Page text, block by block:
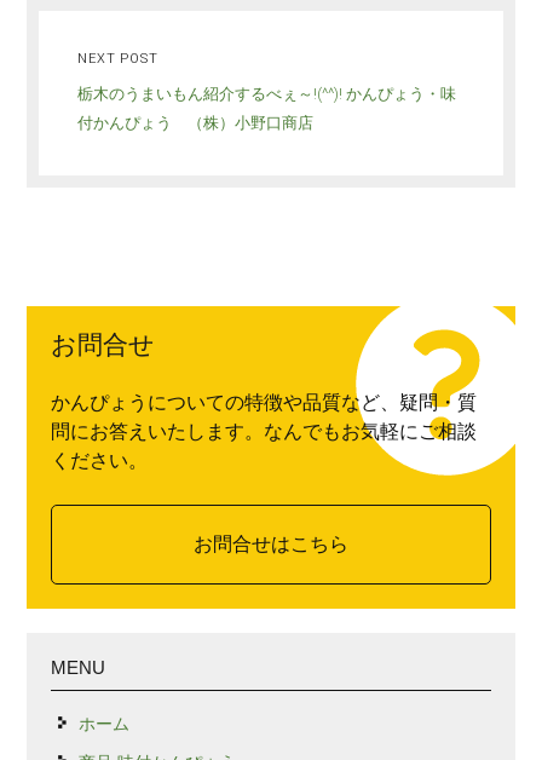
NEXT POST
栃木のうまいもん紹介するべぇ～!(^^)! かんぴょう・味
付かんぴょう （株）小野口商店
お問合せ
かんぴょうについての特徴や品質など、疑問・質
問にお答えいたします。なんでもお気軽にご相談
ください。
お問合せはこちら
MENU
ホーム